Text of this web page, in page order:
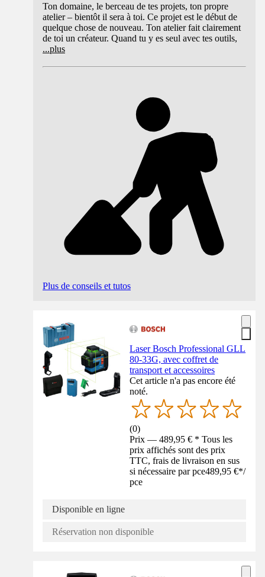
Ton domaine, le berceau de tes projets, ton propre
atelier – bientôt il sera à toi. Ce projet est le début de
quelque chose de nouveau. Ton atelier fait clairement
de toi un créateur. Quand tu y es seul avec tes outils,
...plus
Plus de conseils et tutos
Laser Bosch Professional GLL
80-33G, avec coffret de
transport et accessoires
Cet article n'a pas encore été
noté.
(0)
Prix — 489,95 € * Tous les
prix affichés sont des prix
TTC, frais de livraison en sus
si nécessaire par pce489,95 €*/
pce
Disponible en ligne
Réservation non disponible